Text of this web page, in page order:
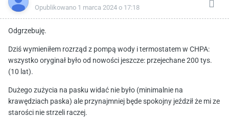
Opublikowano 1 marca 2024 o 17:18
Odgrzebuję.
Dziś wymieniłem rozrząd z pompą wody i termostatem w CHPA:
wszystko oryginał było od nowości jeszcze: przejechane 200 tys.
(10 lat).
Dużego zużycia na pasku widać nie było (minimalnie na
krawędziach paska) ale przynajmniej będe spokojny jeździł że mi ze
starości nie strzeli raczej.